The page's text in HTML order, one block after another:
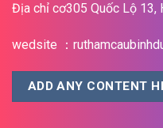
Địa chỉ cơ305 Quốc Lộ 13,
wedsite ：
ADD ANY CONTENT